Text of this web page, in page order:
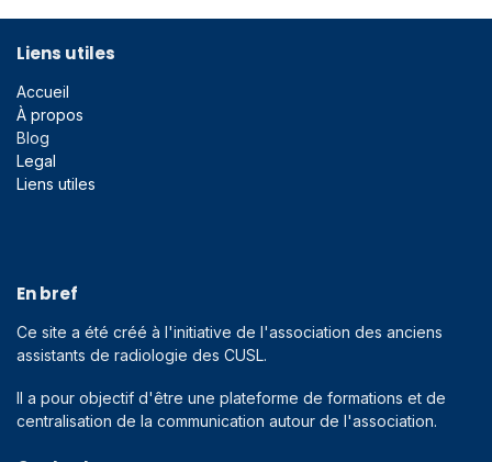
Liens utiles
Accueil
À propos
Blog
Legal
Liens utiles
En bref
Ce site a été créé à l'initiative de l'association des anciens
assistants de radiologie des CUSL.
Il a pour objectif d'être une plateforme de formations et de
centralisation de la communication autour de l'association.